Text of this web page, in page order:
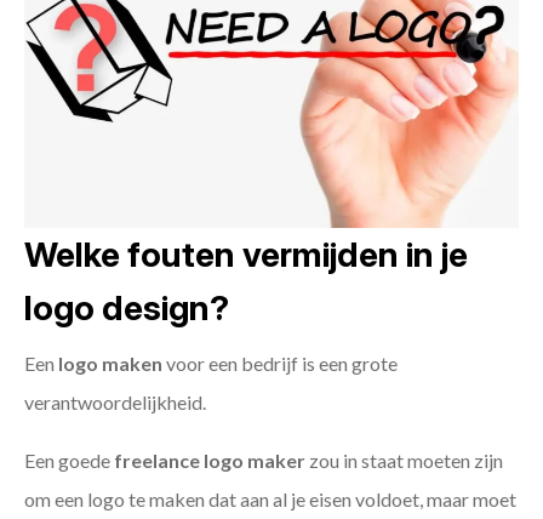
Welke fouten vermijden in je
logo design?
Een logo maken voor een bedrijf is een grote
verantwoordelijkheid.
Een goede freelance logo maker zou in staat moeten zijn
om een logo te maken dat aan al je eisen voldoet, maar moet